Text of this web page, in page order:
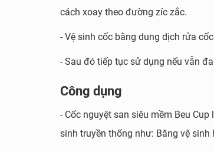
cách xoay theo đường zíc zắc.
- Vệ sinh cốc bằng dung dịch rửa
- Sau đó tiếp tục sử dụng nếu vẫn
Công dụng
- Cốc nguyệt san siêu mềm Beu
sinh truyền thống như: Băng vệ sinh